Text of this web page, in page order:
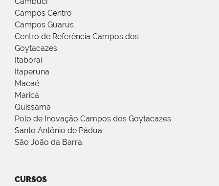
Campos Centro
Campos Guarus
Centro de Referência Campos dos
Goytacazes
Itaboraí
Itaperuna
Macaé
Maricá
Quissamã
Polo de Inovação Campos dos Goytacazes
Santo Antônio de Pádua
São João da Barra
CURSOS